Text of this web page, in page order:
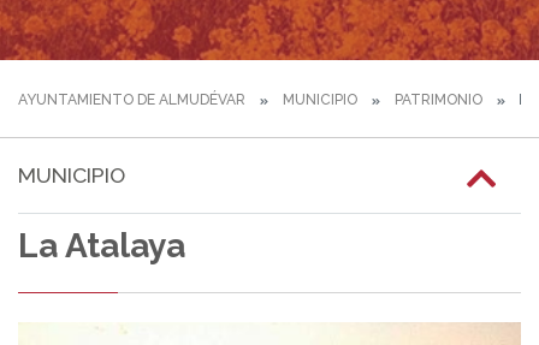
AYUNTAMIENTO DE ALMUDÉVAR MUNICIPIO PATRIMONIO
MUNICIPIO
La Atalaya